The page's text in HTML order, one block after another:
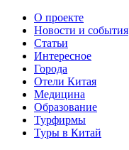
О проекте
Новости и события
Статьи
Интересное
Города
Отели Китая
Медицина
Образование
Турфирмы
Туры в Китай